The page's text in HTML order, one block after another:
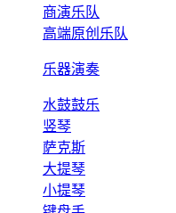
商演乐队
高端原创乐队
乐器演奏
水鼓鼓乐
竖琴
萨克斯
大提琴
小提琴